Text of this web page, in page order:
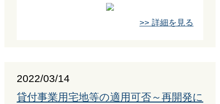
>> 詳細を見る
2022/03/14
貸付事業用宅地等の適用可否～再開発に